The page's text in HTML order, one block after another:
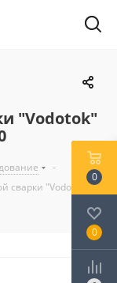
"Vodotok"
-
сварки "Vodotok"
0
0